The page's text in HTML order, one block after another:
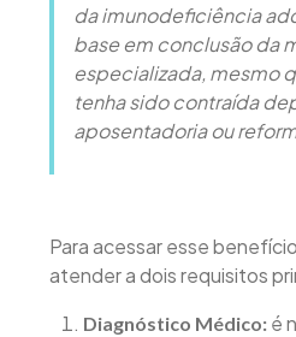
da imunodeficiência
base em conclusão da
especializada, mesmo
tenha sido contraída
aposentadoria ou
Para acessar esse
atender a dois requisitos
Diagnóstico Médico: é